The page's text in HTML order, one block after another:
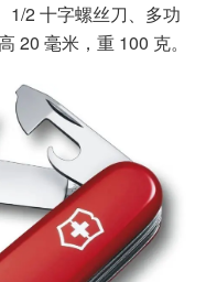
1/2 十字螺丝刀、多功
20 毫米，重 100 克。